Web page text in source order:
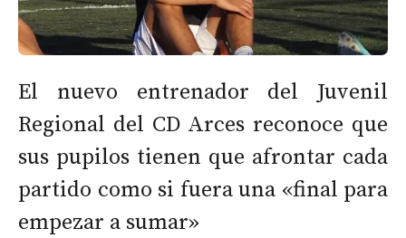
El nuevo entrenador del Juvenil
Regional del CD Arces reconoce que
sus pupilos tienen que afrontar cada
partido como si fuera una «final para
empezar a sumar»